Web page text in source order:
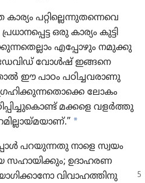
പറ്റി​ല്ലെ​ന്നു​ത​ന്നെ​വെ​
ഒരു കാര്യം കുട്ടി
എപ്പോ​ഴും നമുക്കു
ഡേവിഡ്‌ വോൾഷ്‌ ഇങ്ങനെ
ഈ പാഠം പഠിച്ച​വ​രാ​ണു
ലോകം
മക്കളെ വളർത്തു​
a
പറയു​ന്നതു നാളെ സ്വയം
സഹായി​ക്കും; ഉദാഹ​ര​ണ​
വിവാ​ഹ​ത്തി​നു